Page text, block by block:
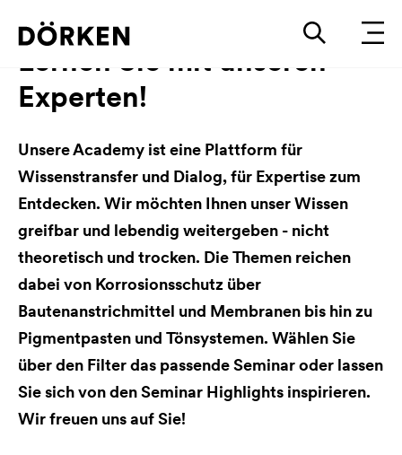
Lernen Sie mit unseren
Experten!
Unsere Academy ist eine Plattform für
Wissenstransfer und Dialog, für Expertise zum
Entdecken. Wir möchten Ihnen unser Wissen
greifbar und lebendig weitergeben - nicht
theoretisch und trocken. Die Themen reichen
dabei von Korrosionsschutz über
Bautenanstrichmittel und Membranen bis hin zu
Pigmentpasten und Tönsystemen. Wählen Sie
über den Filter das passende Seminar oder lassen
Sie sich von den Seminar Highlights inspirieren.
Wir freuen uns auf Sie!